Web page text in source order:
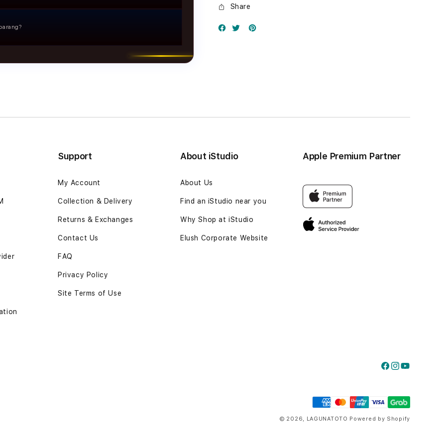
Share
Support
My Account
Collection & Delivery
Returns & Exchanges
Contact Us
FAQ
Privacy Policy
Site Terms of Use
About iStudio
About Us
Find an iStudio near you
Why Shop at iStudio
Elush Corporate Website
Apple Premium Partner
Facebook
Instagram
YouTube
methods
© 2026, LAGUNATOTO Powered by Shopify